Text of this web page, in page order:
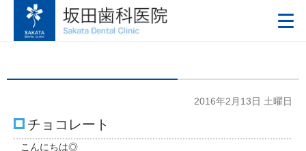
2016年2月13日 土曜日
チョコレート
こんにちは◎